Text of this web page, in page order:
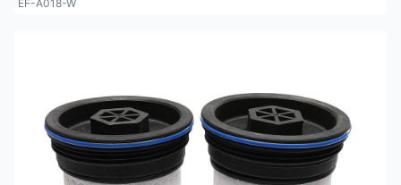
EF-A018-W